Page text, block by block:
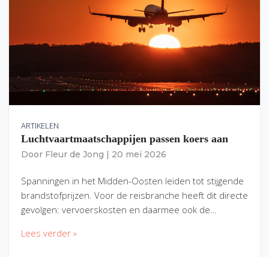
ARTIKELEN
Luchtvaartmaatschappijen passen koers aan
Door Fleur de Jong 20 mei 2026
Spanningen in het Midden-Oosten leiden tot stijgende
brandstofprijzen. Voor de reisbranche heeft dit directe
gevolgen: vervoerskosten en daarmee ook de…
Lees verder »